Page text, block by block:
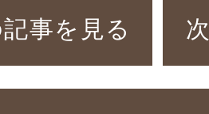
事を見る